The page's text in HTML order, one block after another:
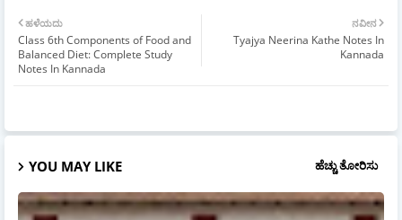
ನವೀನ
Tyajya Neerina Kathe Notes In
Kannada
ಹಳೆಯದು
Class 6th Components of Food and
Balanced Diet: Complete Study
Notes In Kannada
YOU MAY LIKE ಹೆಚ್ಚು ತೋರಿಸು